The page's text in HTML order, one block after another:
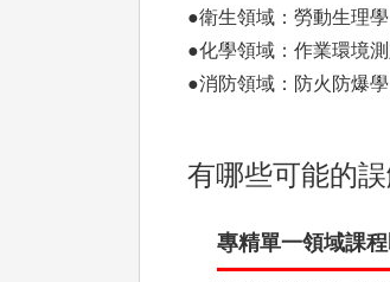
●衛生領域：勞動生理
●化學領域：作業環境
●消防領域：防火防爆
有哪些可能的誤
專精單一領域課